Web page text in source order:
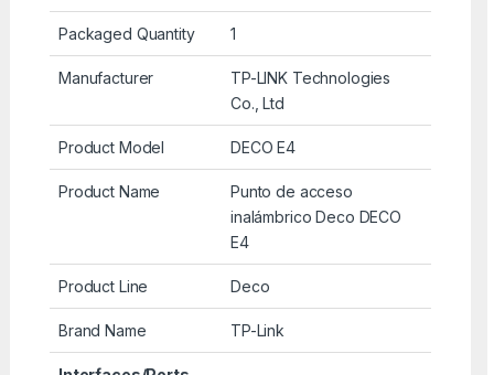
Packaged Quantity 1
Manufacturer
TP-LINK Technologies
Co., Ltd
Product Model DECO E4
Product Name
Punto de acceso
inalámbrico Deco DECO
E4
Product Line Deco
Brand Name TP-Link